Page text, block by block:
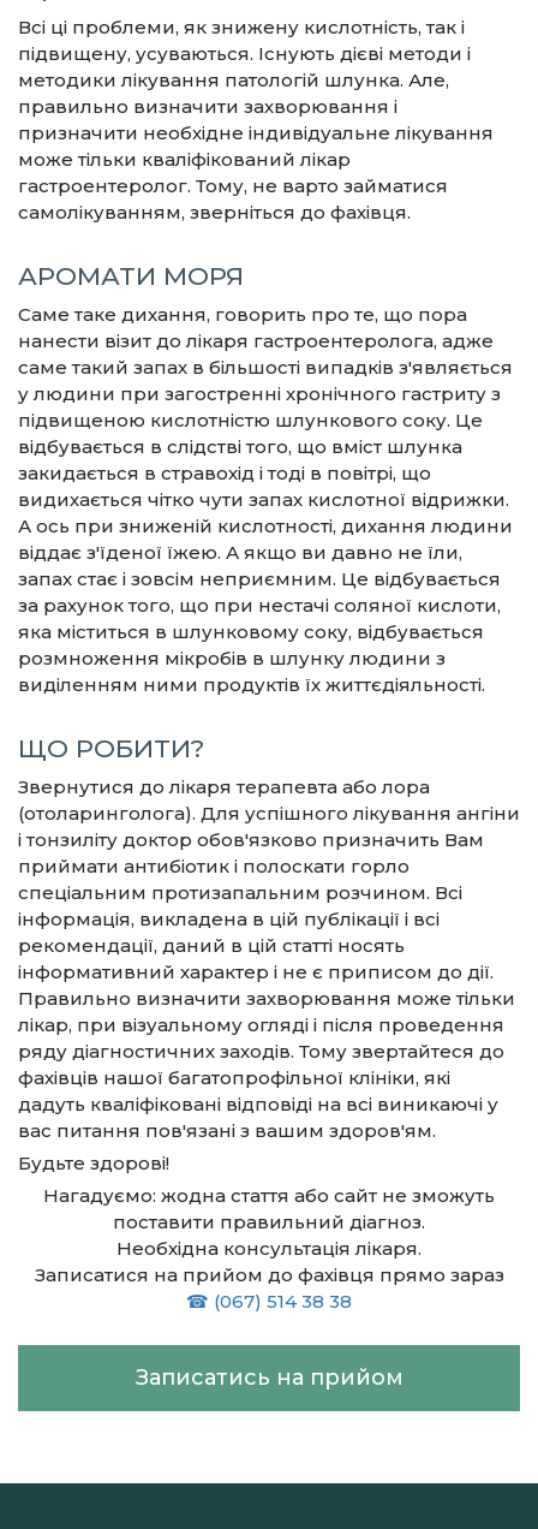
Всі ці проблеми, як знижену кислотність, так і
підвищену, усуваються. Існують дієві методи і
методики лікування патологій шлунка. Але,
правильно визначити захворювання і
призначити необхідне індивідуальне лікування
може тільки кваліфікований лікар
гастроентеролог. Тому, не варто займатися
самолікуванням, зверніться до фахівця.
АРОМАТИ МОРЯ
Саме таке дихання, говорить про те, що пора
нанести візит до лікаря гастроентеролога, адже
саме такий запах в більшості випадків з'являється
у людини при загостренні хронічного гастриту з
підвищеною кислотністю шлункового соку. Це
відбувається в слідстві того, що вміст шлунка
закидається в стравохід і тоді в повітрі, що
видихається чітко чути запах кислотної відрижки.
А ось при зниженій кислотності, дихання людини
віддає з'їденої їжею. А якщо ви давно не їли,
запах стає і зовсім неприємним. Це відбувається
за рахунок того, що при нестачі соляної кислоти,
яка міститься в шлунковому соку, відбувається
розмноження мікробів в шлунку людини з
виділенням ними продуктів їх життєдіяльності.
ЩО РОБИТИ?
Звернутися до лікаря терапевта або лора
(отоларинголога). Для успішного лікування ангіни
і тонзиліту доктор обов'язково призначить Вам
приймати антибіотик і полоскати горло
спеціальним протизапальним розчином. Всі
інформація, викладена в цій публікації і всі
рекомендації, даний в цій статті носять
інформативний характер і не є приписом до дії.
Правильно визначити захворювання може тільки
лікар, при візуальному огляді і після проведення
ряду діагностичних заходів. Тому звертайтеся до
фахівців нашої багатопрофільної клініки, які
дадуть кваліфіковані відповіді на всі виникаючі у
вас питання пов'язані з вашим здоров'ям.
Будьте здорові!
Нагадуємо: жодна стаття або сайт не зможуть
поставити правильний діагноз.
Необхідна консультація лікаря.
Записатися на прийом до фахівця прямо зараз
☎ (067) 514 38 38
Записатись на прийом